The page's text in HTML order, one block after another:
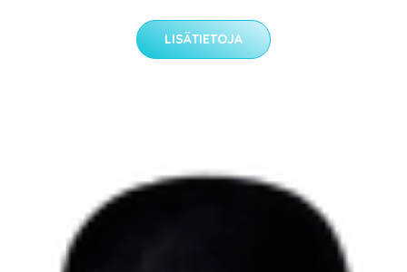
LISÄTIETOJA